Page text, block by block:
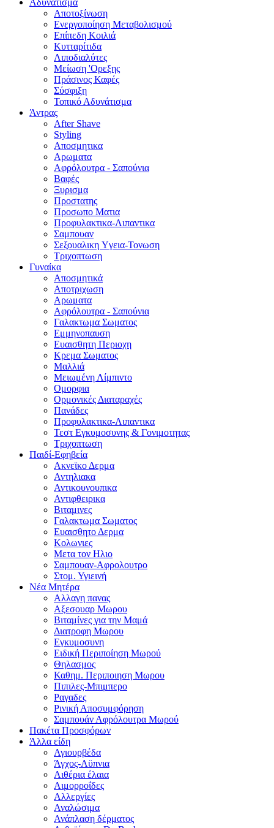
Αδυνάτισμα
Αποτοξίνωση
Ενεργοποίηση Μεταβολισμού
Επίπεδη Κοιλιά
Κυτταρίτιδα
Λιποδιαλύτες
Μείωση 'Ορεξης
Πράσινος Καφές
Σύσφιξη
Τοπικό Αδυνάτισμα
Άντρας
After Shave
Styling
Αποσμητικα
Αρωματα
Αφρόλουτρα - Σαπούνια
Βαφές
Ξυρισμα
Προστατης
Προσωπο Ματια
Προφυλακτικα-Λιπαντικα
Σαμπουαν
Σεξουαλικη Yγεια-Τονωση
Τριχοπτωση
Γυναίκα
Αποσμητικά
Αποτριχωση
Αρωματα
Αφρόλουτρα - Σαπούνια
Γαλακτωμα Σωματος
Εμμηνοπαυση
Ευαισθητη Περιοχη
Κρεμα Σωματος
Μαλλιά
Μειωμένη Λίμπιντο
Ομορφια
Ορμονικές Διαταραχές
Πανάδες
Προφυλακτικα-Λιπαντικα
Τεστ Εγκυμοσυνης & Γονιμοτητας
Τριχοπτωση
Παιδί-Εφηβεία
Ακνεϊκο Δερμα
Αντηλιακα
Αντικουνουπικα
Αντιφθειρικα
Βιταμινες
Γαλακτωμα Σωματος
Ευαισθητο Δερμα
Κολωνιες
Μετα τον Ηλιο
Σαμπουαν-Αφρολουτρο
Στομ. Υγιεινή
Νέα Μητέρα
Αλλαγη πανας
Αξεσουαρ Μωρου
Βιταμίνες για την Μαμά
Διατροφη Μωρου
Εγκυμοσυνη
Ειδική Περιποίηση Μωρού
Θηλασμος
Καθημ. Περιποιηση Μωρου
Πιπιλες-Μπιμπερο
Ραγαδες
Ρινική Αποσυμφόρηση
Σαμπουάν Αφρόλουτρα Μωρού
Πακέτα Προσφόρων
Άλλα είδη
Αγιουρβέδα
Άγχος-Αϋπνια
Αιθέρια έλαια
Αιμορροΐδες
Αλλεργίες
Αναλώσιμα
Ανάπλαση δέρματος